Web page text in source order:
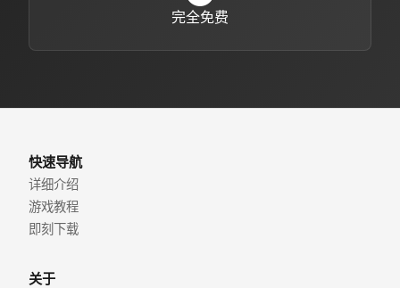
完全免费
快速导航
详细介绍
游戏教程
即刻下载
关于